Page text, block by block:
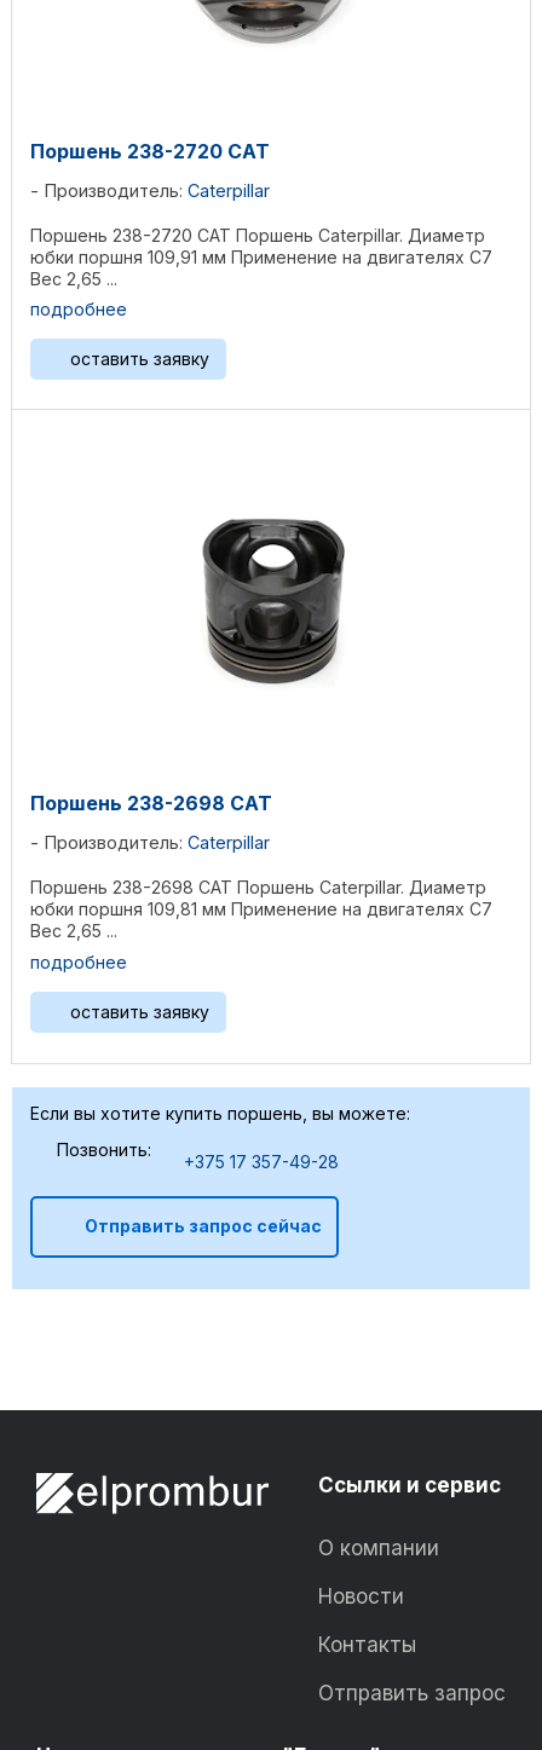
Поршень 238-2720 CAT
Производитель: Caterpillar
Поршень 238-2720 CAT Поршень Caterpillar. Диаметр
юбки поршня 109,91 мм Применение на двигателях C7
Вес 2,65 ...
подробнее
оставить заявку
Поршень 238-2698 CAT
Производитель: Caterpillar
Поршень 238-2698 CAT Поршень Caterpillar. Диаметр
юбки поршня 109,81 мм Применение на двигателях C7
Вес 2,65 ...
подробнее
оставить заявку
Если вы хотите купить поршень, вы можете:
Позвонить:
+375 17 357-49-28
Отправить запрос сейчас
Ссылки и сервис
О компании
Новости
Контакты
Отправить запрос